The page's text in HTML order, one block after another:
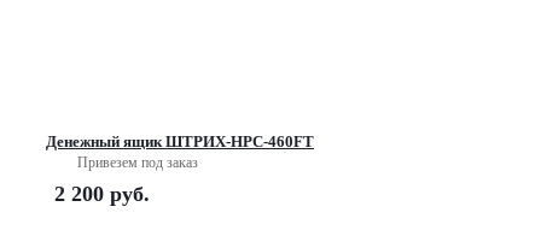
Денежный ящик ШТРИХ-НРС-460FT
Привезем под заказ
2 200 руб.